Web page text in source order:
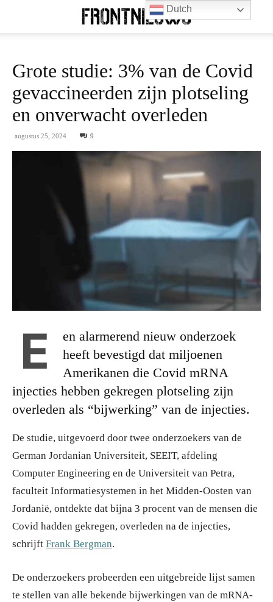
Grote studie: 3% van de Covid
gevaccineerden zijn plotseling
en onverwacht overleden
augustus 25, 2024 9
E
en alarmerend nieuw onderzoek
heeft bevestigd dat miljoenen
Amerikanen die Covid mRNA
injecties hebben gekregen plotseling zijn
overleden als “bijwerking” van de injecties.
De studie, uitgevoerd door twee onderzoekers van de
German Jordanian Universiteit, SEEIT, afdeling
Computer Engineering en de Universiteit van Petra,
faculteit Informatiesystemen in het Midden-Oosten van
Jordanië, ontdekte dat bijna 3 procent van de mensen die
Covid hadden gekregen, overleden na de injecties,
schrijft Frank Bergman.
De onderzoekers probeerden een uitgebreide lijst samen
te stellen van alle bekende bijwerkingen van de mRNA-
Dutch